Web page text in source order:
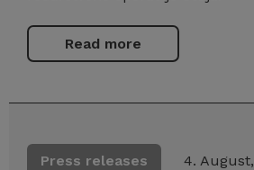
Read more
Press releases 4.